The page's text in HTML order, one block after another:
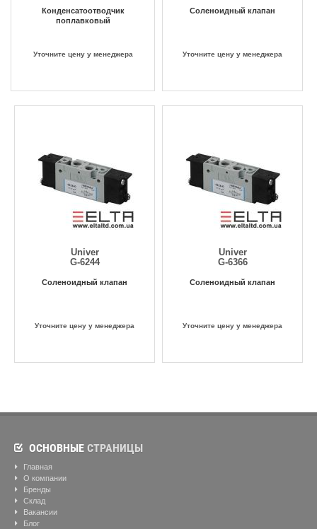
Конденсатоотводчик
поплавковый
Уточните цену у менеджера
Соленоидный клапан
Уточните цену у менеджера
Univer
G-6244
Соленоидный клапан
Уточните цену у менеджера
Univer
G-6366
Cоленоидный клапан
Уточните цену у менеджера
ОСНОВНЫЕ СТРАНИЦЫ
Главная
О компании
Бренды
Склад
Вакансии
Блог